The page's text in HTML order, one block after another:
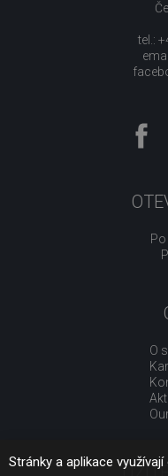
tel.:
Po
O
Stránky a aplikace